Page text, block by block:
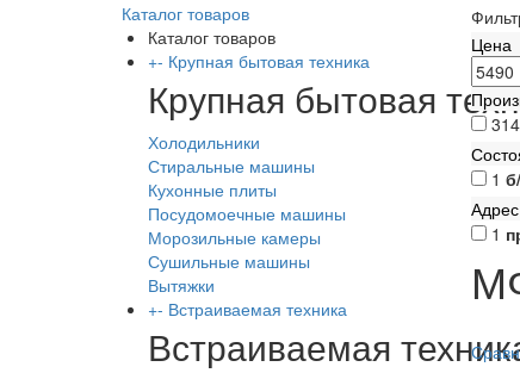
Каталог товаров
Каталог товаров
+- Крупная бытовая техника
Крупная бытовая
Холодильники
Стиральные машины
Кухонные плиты
Посудомоечные машины
Морозильные камеры
Сушильные машины
Вытяжки
+- Встраиваемая техника
Встраиваемая
Цена
314
1
1